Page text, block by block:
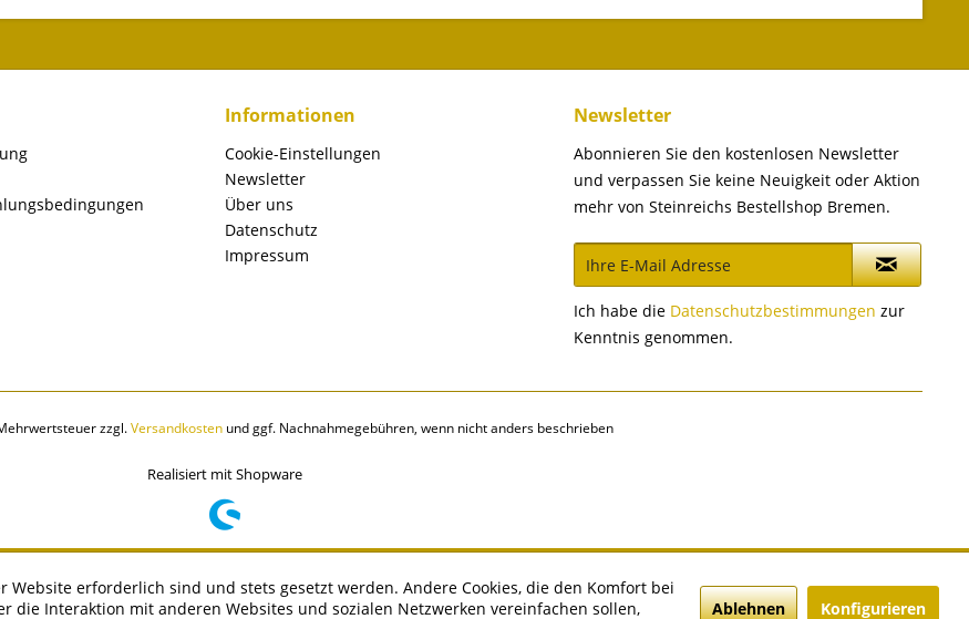
Informationen
Cookie-Einstellungen
Newsletter
Über uns
Datenschutz
Impressum
Newsletter
Abonnieren Sie den kostenlosen Newsletter
und verpassen Sie keine Neuigkeit oder Aktion
mehr von Steinreichs Bestellshop Bremen.
Ich habe die Datenschutzbestimmungen zur
Kenntnis genommen.
zzgl.Versandkostenund ggf. Nachnahmegebühren, wenn nicht anders beschrieben
Realisiert mit Shopware
erforderlich sind und stets gesetzt werden. Andere Cookies, die den Komfort bei
die Interaktion mit anderen Websites und sozialen Netzwerken vereinfachen sollen,
Ablehnen Konfigurieren